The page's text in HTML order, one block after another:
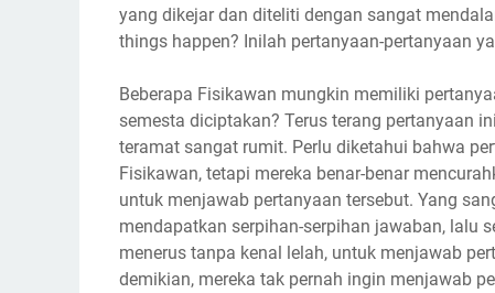
yang dikejar dan diteliti dengan sangat
things happen? Inilah pertanyaan-pertanyaan
Beberapa Fisikawan mungkin memiliki
semesta diciptakan? Terus terang pertanyaan
teramat sangat rumit. Perlu diketahui bahwa
Fisikawan, tetapi mereka benar-benar
untuk menjawab pertanyaan tersebut. Yang
mendapatkan serpihan-serpihan jawaban, lalu
menerus tanpa kenal lelah, untuk menjawab
demikian, mereka tak pernah ingin menjawab